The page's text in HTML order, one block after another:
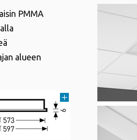
PMMA
alueen